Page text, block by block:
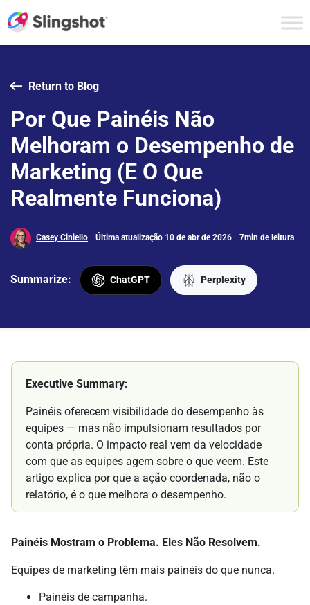
Return to Blog
Por Que Painéis Não
Melhoram o Desempenho de
Marketing (E O Que
Realmente Funciona)
Casey Ciniello Última atualização 10 de abr de 2026 7min de leitura
Summarize: ChatGPT Perplexity
Executive Summary:
Painéis oferecem visibilidade do desempenho às
equipes — mas não impulsionam resultados por
conta própria. O impacto real vem da velocidade
com que as equipes agem sobre o que veem. Este
artigo explica por que a ação coordenada, não o
relatório, é o que melhora o desempenho.
Painéis Mostram o Problema. Eles Não Resolvem.
Equipes de marketing têm mais painéis do que nunca.
Painéis de campanha.